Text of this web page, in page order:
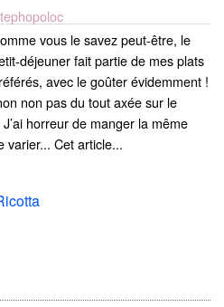
vous le savez peut-être, le
déjeuner fait partie de mes plats
avec le goûter évidemment !
non pas du tout axée sur le
horreur de manger la même
varier... Cet article...